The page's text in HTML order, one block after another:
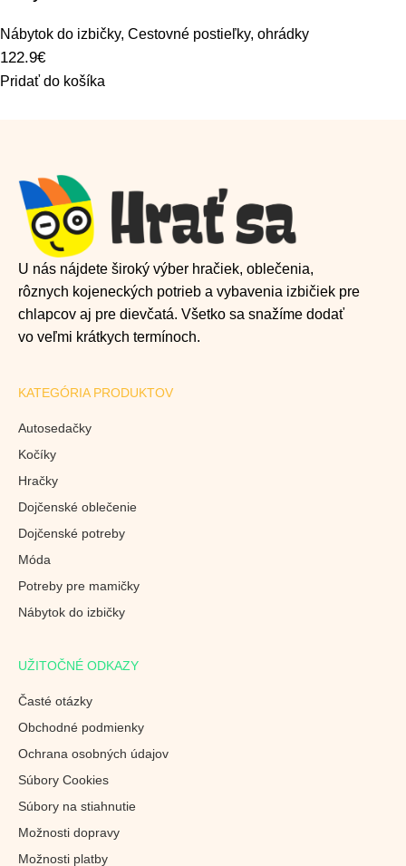
Nábytok do izbičky, Cestovné postieľky, ohrádky
122.9€
Pridať do košíka
U nás nájdete široký výber hračiek, oblečenia,
rôznych kojeneckých potrieb a vybavenia izbičiek pre
chlapcov aj pre dievčatá. Všetko sa snažíme dodať
vo veľmi krátkych termínoch.
KATEGÓRIA PRODUKTOV
Autosedačky
Kočíky
Hračky
Dojčenské oblečenie
Dojčenské potreby
Móda
Potreby pre mamičky
Nábytok do izbičky
UŽITOČNÉ ODKAZY
Časté otázky
Obchodné podmienky
Ochrana osobných údajov
Súbory Cookies
Súbory na stiahnutie
Možnosti dopravy
Možnosti platby